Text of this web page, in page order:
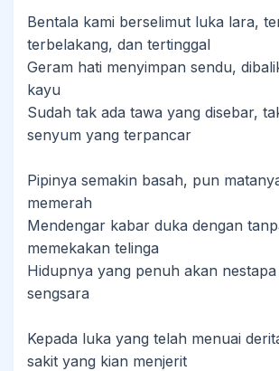
Bentala kami berselimut luka lara,
terbelakang, dan tertinggal
Geram hati menyimpan sendu,
kayu
Sudah tak ada tawa yang disebar,
senyum yang terpancar
Pipinya semakin basah, pun
memerah
Mendengar kabar duka dengan
memekakan telinga
Hidupnya yang penuh akan
sengsara
Kepada luka yang telah menuai
sakit yang kian menjerit